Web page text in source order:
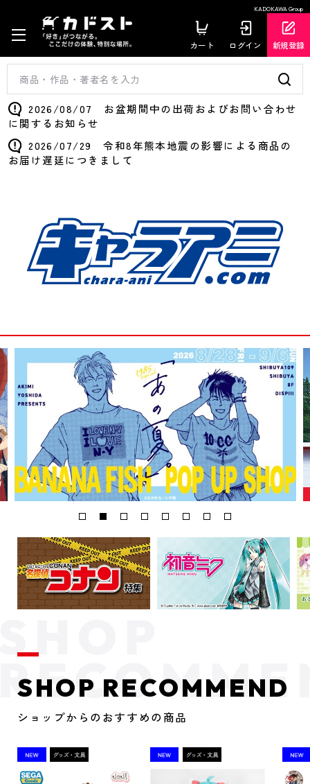
KADOKAWA Group
カート ログイン 新規登録
2026/08/07 お盆期間中の出荷およびお問い合わせ
に関するお知らせ
2026/07/29 令和8年熊本地震の影響による商品の
お届け遅延につきまして
SHOP RECOMMEND
ショップからのおすすめの商品